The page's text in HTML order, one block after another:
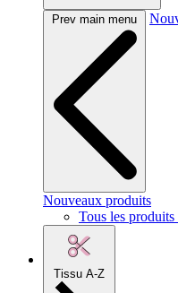
Prev main menu
Nouveaux produits
Tous les
Tissu A-Z